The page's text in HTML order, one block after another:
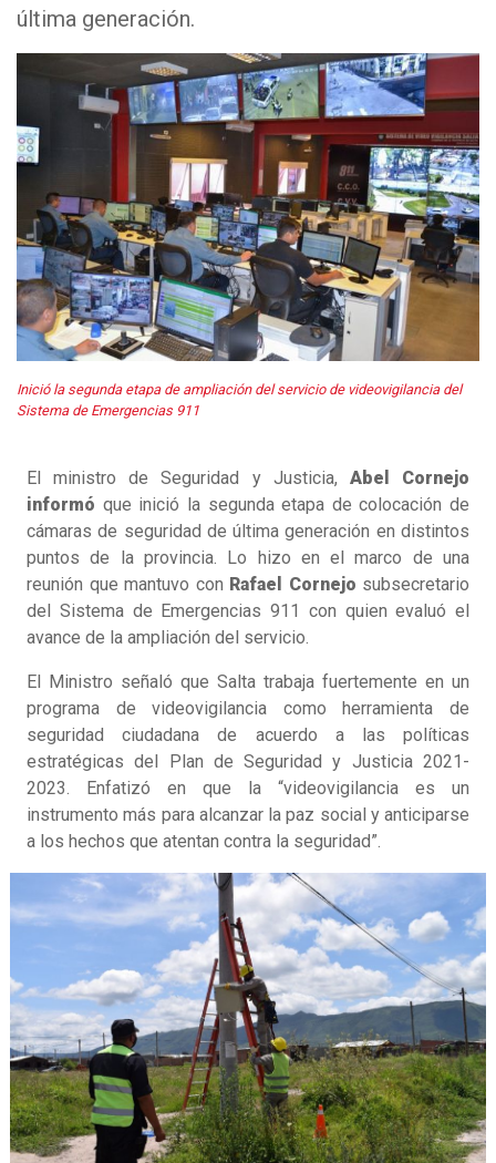
última generación.
Inició la segunda etapa de ampliación del servicio de videovigilancia del
Sistema de Emergencias 911
El ministro de Seguridad y Justicia, Abel Cornejo
informó que inició la segunda etapa de colocación de
cámaras de seguridad de última generación en distintos
puntos de la provincia. Lo hizo en el marco de una
reunión que mantuvo con Rafael Cornejo subsecretario
del Sistema de Emergencias 911 con quien evaluó el
avance de la ampliación del servicio.
El Ministro señaló que Salta trabaja fuertemente en un
programa de videovigilancia como herramienta de
seguridad ciudadana de acuerdo a las políticas
estratégicas del Plan de Seguridad y Justicia 2021-
2023. Enfatizó en que la “videovigilancia es un
instrumento más para alcanzar la paz social y anticiparse
a los hechos que atentan contra la seguridad”.